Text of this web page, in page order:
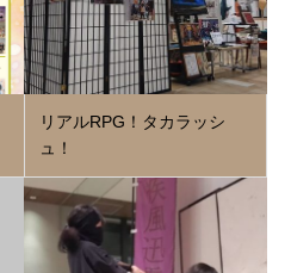
リアルRPG！タカラッシ
ュ！